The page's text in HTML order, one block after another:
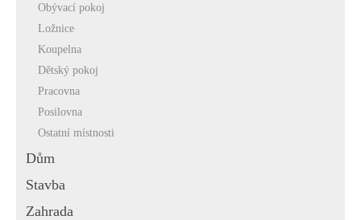
Obývací pokoj
Ložnice
Koupelna
Dětský pokoj
Pracovna
Posilovna
Ostatní místnosti
Dům
Stavba
Zahrada